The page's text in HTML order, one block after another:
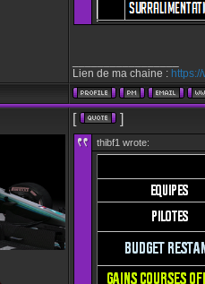
Lien de ma chaine :
[ ]
thibf1 wrote: